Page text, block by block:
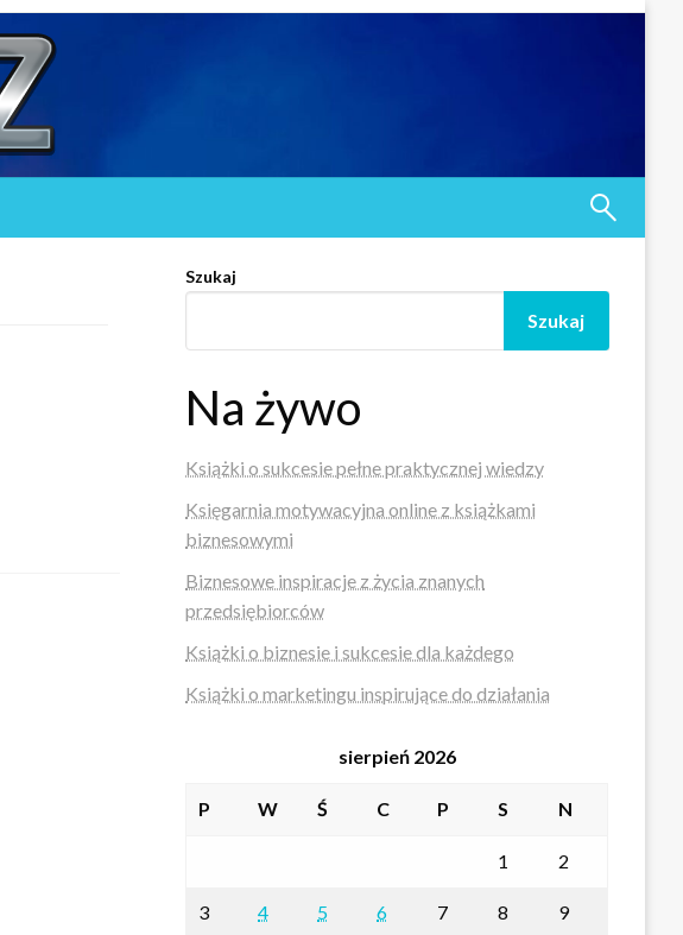
Szukaj
Szukaj
Na żywo
Książki o sukcesie pełne praktycznej wiedzy
Księgarnia motywacyjna online z książkami
biznesowymi
Biznesowe inspiracje z życia znanych
przedsiębiorców
Książki o biznesie i sukcesie dla każdego
Książki o marketingu inspirujące do działania
sierpień 2026
P W Ś C P S N
1 2
3 4 5 6 7 8 9